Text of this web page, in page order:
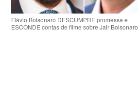
Flávio Bolsonaro DESCUMPRE promessa e
ESCONDE contas de filme sobre Jair Bolsonaro